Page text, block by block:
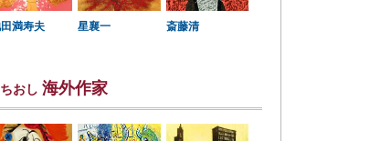
満寿夫 星襄一 斎藤清
おし 海外作家